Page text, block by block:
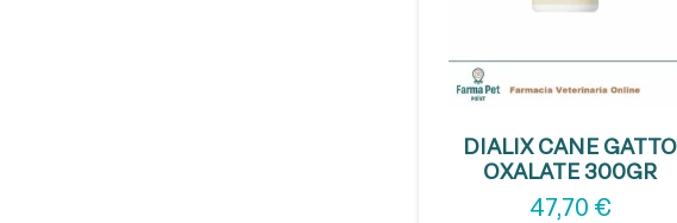
DIALIX CANE GATTO
OXALATE 300GR
47,70 €